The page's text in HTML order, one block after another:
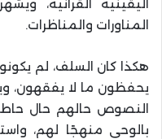
اليقينية القرآنية،
المناورات والمناظرات.
هكذا كان السلف، لم
يحفظون ما لا يفقهون،
النصوص حالهم حال
بالوحي منهجًا لهم،